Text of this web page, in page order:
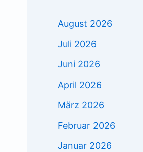
August 2026
Juli 2026
Juni 2026
April 2026
März 2026
Februar 2026
Januar 2026